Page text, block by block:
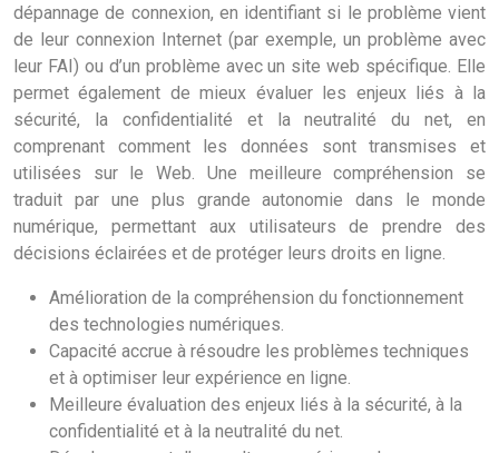
dépannage de connexion, en identifiant si le problème vient
de leur connexion Internet (par exemple, un problème avec
leur FAI) ou d’un problème avec un site web spécifique. Elle
permet également de mieux évaluer les enjeux liés à la
sécurité, la confidentialité et la neutralité du net, en
comprenant comment les données sont transmises et
utilisées sur le Web. Une meilleure compréhension se
traduit par une plus grande autonomie dans le monde
numérique, permettant aux utilisateurs de prendre des
décisions éclairées et de protéger leurs droits en ligne.
Amélioration de la compréhension du fonctionnement
des technologies numériques.
Capacité accrue à résoudre les problèmes techniques
et à optimiser leur expérience en ligne.
Meilleure évaluation des enjeux liés à la sécurité, à la
confidentialité et à la neutralité du net.